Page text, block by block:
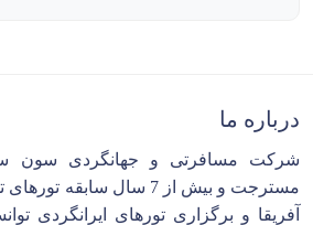
درباره ما
شرکت مسافرتی و جهانگردی سون
مسترجت و بیش از 7 سال
آفریقا و برگزاری تورهای ایرانگردی